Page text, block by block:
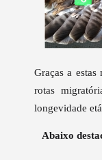
Graças a estas
rotas
longevidade
Abaixo